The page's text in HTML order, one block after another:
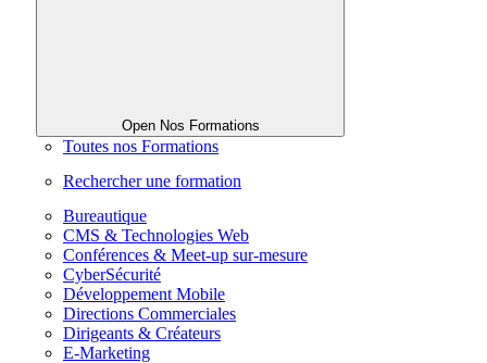
Open Nos Formations
Toutes nos Formations
Rechercher une formation
Bureautique
CMS & Technologies Web
Conférences & Meet-up sur-mesure
CyberSécurité
Développement Mobile
Directions Commerciales
Dirigeants & Créateurs
E-Marketing